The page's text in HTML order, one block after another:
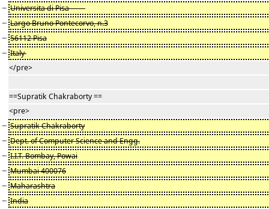
− Universita di Pisa
− Largo Bruno Pontecorvo, n.3
− 56112 Pisa
− Italy
</pre>
==Supratik Chakraborty ==
<pre>
− Supratik Chakraborty
− Dept. of Computer Science and Engg.
− I.I.T. Bombay, Powai
− Mumbai 400076
− Maharashtra
− India